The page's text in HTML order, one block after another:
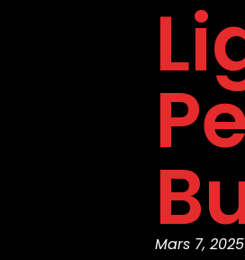
Mars 7, 2025